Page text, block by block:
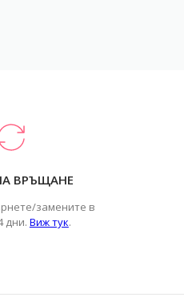
ВРЪЩАНЕ
замените в
дни. Виж тук.